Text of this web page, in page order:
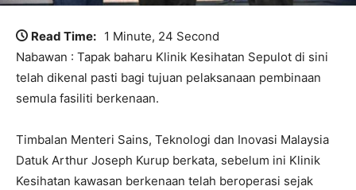
Read Time: 1 Minute, 24 Second
Nabawan : Tapak baharu Klinik Kesihatan Sepulot di sini
telah dikenal pasti bagi tujuan pelaksanaan pembinaan
semula fasiliti berkenaan.
Timbalan Menteri Sains, Teknologi dan Inovasi Malaysia
Datuk Arthur Joseph Kurup berkata, sebelum ini Klinik
Kesihatan kawasan berkenaan telah beroperasi sejak